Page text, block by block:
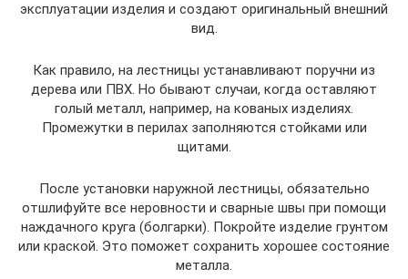
эксплуатации изделия и создают оригинальный внешний
вид.
Как правило, на лестницы устанавливают поручни из
дерева или ПВХ. Но бывают случаи, когда оставляют
голый металл, например, на кованых изделиях.
Промежутки в перилах заполняются стойками или
щитами.
После установки наружной лестницы, обязательно
отшлифуйте все неровности и сварные швы при помощи
наждачного круга (болгарки). Покройте изделие грунтом
или краской. Это поможет сохранить хорошее состояние
металла.